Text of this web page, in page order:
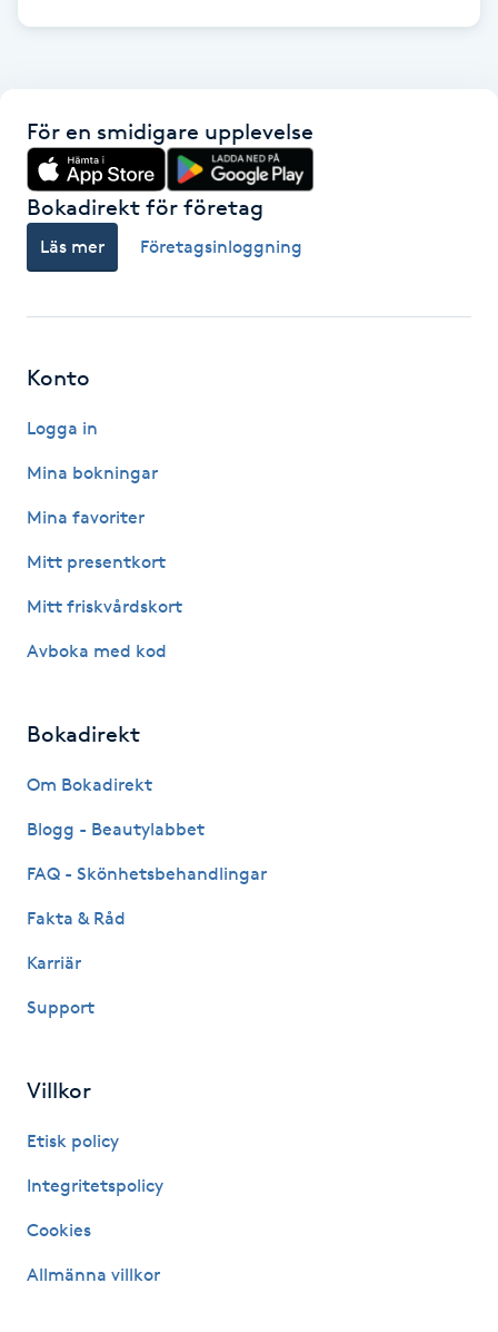
Hyaluronsyra
Hyperhidros
Hårförlängning
Hälsa
Hälsprickor
Idrottsmassage
IPL hårborttagning
Japansk massage
Katun fransar
Kemisk peeling
För en smidigare upplevelse
Bokadirekt för företag
Läs mer Företagsinloggning
Konto
Logga in
Mina bokningar
Mina favoriter
Mitt presentkort
Mitt friskvårdskort
Avboka med kod
Bokadirekt
Om Bokadirekt
Blogg - Beautylabbet
FAQ - Skönhetsbehandlingar
Fakta & Råd
Karriär
Support
Villkor
Etisk policy
Integritetspolicy
Cookies
Allmänna villkor